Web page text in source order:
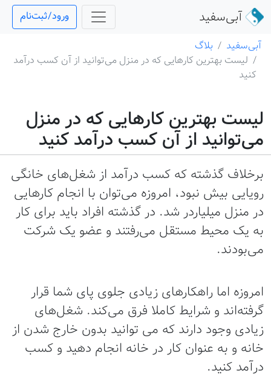
آبی‌سفید
ورود/ثبت‌نام
آبی‌سفید
بلاگ
لیست بهترین کارهایی که در منزل می‌توانید از آن‌ کسب درآمد
کنید
بهترین کارهایی که در منزل
از آن‌ کسب درآمد کنید
گذشته که کسب درآمد از شغل‌های خانگی
بیش نبود، امروزه می‌توان با انجام کارهایی
منزل میلیاردر شد. در گذشته افراد باید برای کار
یک محیط مستقل می‌رفتند و عضو یک شرکت
اما راهکارهای زیادی جلوی پای شما قرار
و شرایط کاملا فرق می‌کند. شغل‌های
وجود دارند که می توانید بدون خارج شدن از
و به عنوان کار در خانه انجام دهید و کسب
کنید.